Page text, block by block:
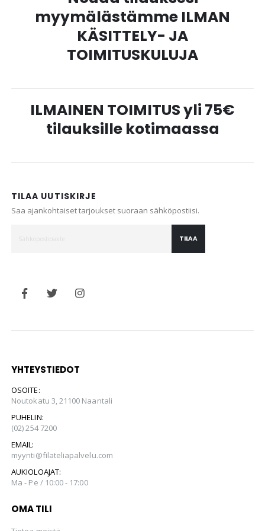
myymälästämme ILMAN
KÄSITTELY- JA
TOIMITUSKULUJA
ILMAINEN TOIMITUS yli 75€
tilauksille kotimaassa
TILAA UUTISKIRJE
Saa ajankohtaiset tarjoukset suoraan sähköpostiisi.
TILAA
YHTEYSTIEDOT
OSOITE:
Noutokatu 3, 21100 Naantali
PUHELIN:
(02) 254 7200
EMAIL:
myynti@filateliapalvelu.com
AUKIOLOAJAT:
Ma - Pe / 10:00 - 17:00
OMA TILI